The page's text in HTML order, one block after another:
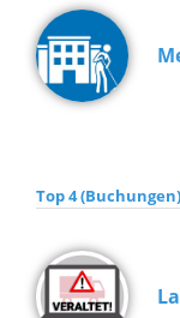
Top 4 (Buchungen)